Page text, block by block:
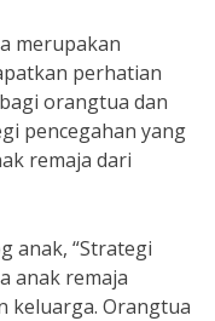
merupakan
perhatian
orangtua dan
pencegahan yang
remaja dari
anak, “Strategi
anak remaja
keluarga. Orangtua